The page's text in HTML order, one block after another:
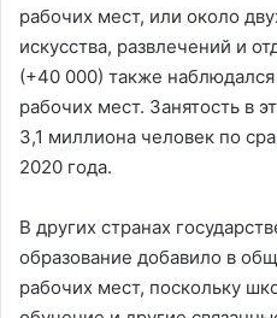
рабочих мест, или около
искусства, развлечений и
(+40 000) также
рабочих мест. Занятость в
3,1 миллиона человек по
2020 года.
В других странах
образование добавило в
рабочих мест, поскольку